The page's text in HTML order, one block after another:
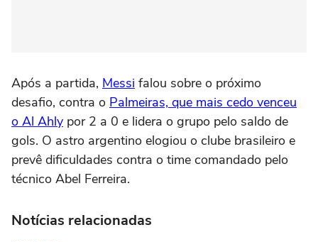
Após a partida, Messi falou sobre o próximo
desafio, contra o Palmeiras, que mais cedo venceu
o Al Ahly por 2 a 0 e lidera o grupo pelo saldo de
gols. O astro argentino elogiou o clube brasileiro e
prevê dificuldades contra o time comandado pelo
técnico Abel Ferreira.
Notícias relacionadas